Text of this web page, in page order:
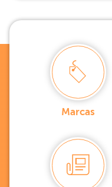
Marcas